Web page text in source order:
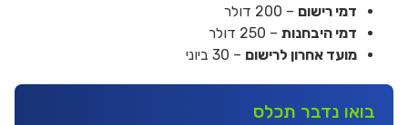
דמי רישום – 200 דולר
דמי היבחנות – 250 דולר
מועד אחרון לרישום – 30 ביוני
בואו נדבר תכלס